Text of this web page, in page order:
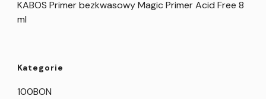
KABOS Primer bezkwasowy Magic Primer Acid Free 8
ml
Kategorie
100BON